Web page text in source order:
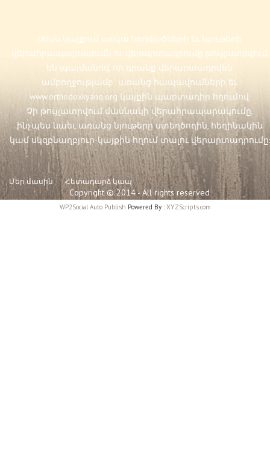
Սույն կայքում առկա հոդվածների եւ նյութերի
վերահրապարակումն ու վերարտադրումը թույլատրվում
են պայմանով, որ դրանք վերարտադրվեն
ամբողջությամբ` առանց հապավումների եւ
www.orthodoxkyanq.org կայքին պարտադիր հղումով:
Չի թույլատրվում մասնակի վերահրապարակումը,
ինչպես նաեւ առանց նյութերը ստեղծողին, հեղինակին
կամ սկզբնաղբյուր-կայքին հղում տալու վերարտադրումը:
Մեր մասին Հետադարձ կապ
Copyright © 2014 - All rights reserved
WP2Social Auto Publish Powered By :XYZScripts.com